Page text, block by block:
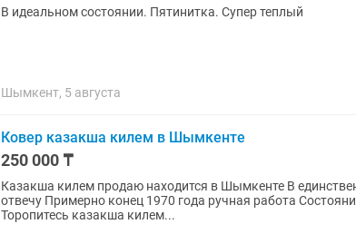
В идеальном состоянии. Пятинитка. Супер теплый
Шымкент, 5 августа
Ковер казакша килем в Шымкенте
250 000 ₸
Казакша килем продаю находится в Шымкенте В
отвечу Примерно конец 1970 года ручная работа
Торопитесь казакша килем...